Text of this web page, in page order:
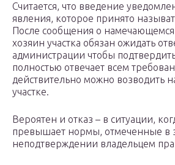
Считается, что введение
явления, которое принято
После сообщения о намечающемся
хозяин участка обязан ожидать
администрации чтобы
полностью отвечает всем
действительно можно возводить
участке.
Вероятен и отказ – в ситуации,
превышает нормы, отмеченные в
неподтверждении владельцем